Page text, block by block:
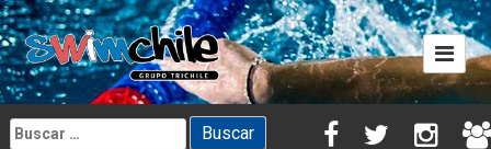
Skip
to
content
Buscar: